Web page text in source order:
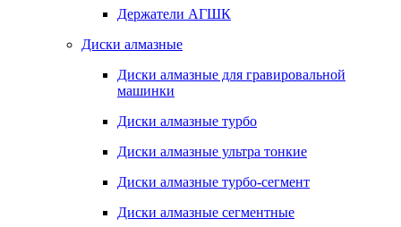
Держатели АГШК
Диски алмазные
Диски алмазные для гравировальной
машинки
Диски алмазные турбо
Диски алмазные ультра тонкие
Диски алмазные турбо-сегмент
Диски алмазные сегментные